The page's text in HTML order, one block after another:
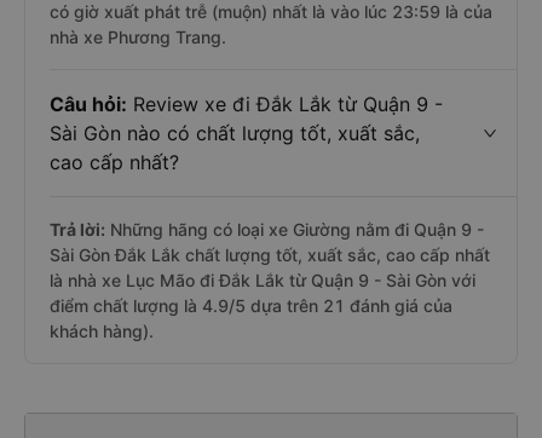
có giờ xuất phát trễ (muộn) nhất là vào lúc 23:59 là của
nhà xe Phương Trang.
Câu hỏi: Review xe đi Đắk Lắk từ Quận 9 -
Sài Gòn nào có chất lượng tốt, xuất sắc,
cao cấp nhất?
Trả lời: Những hãng có loại xe Giường nằm đi Quận 9 -
Sài Gòn Đắk Lắk chất lượng tốt, xuất sắc, cao cấp nhất
là nhà xe Lục Mão đi Đắk Lắk từ Quận 9 - Sài Gòn với
điểm chất lượng là 4.9/5 dựa trên 21 đánh giá của
khách hàng).